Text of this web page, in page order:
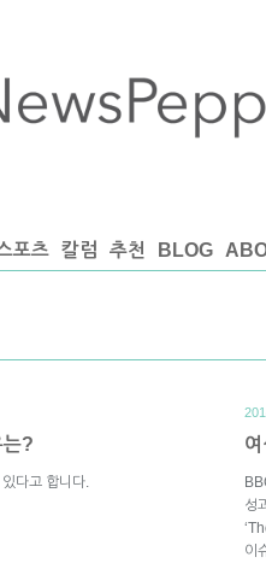
포츠 칼럼 추천 BLOG
는?
다고 합니다.
성
이